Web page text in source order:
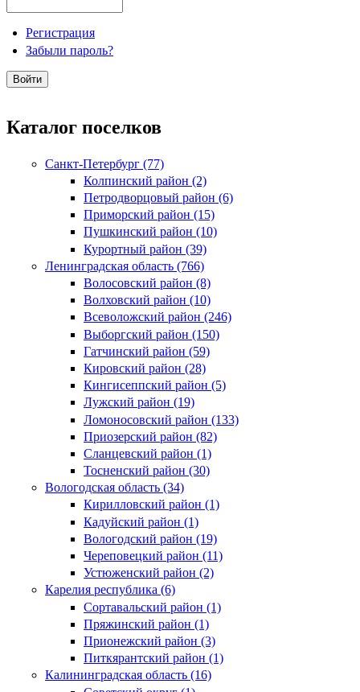
Регистрация
Забыли пароль?
Каталог поселков
Санкт-Петербург (77)
Колпинский район (2)
Петродворцовый район (6)
Приморский район (15)
Пушкинский район (10)
Курортный район (39)
Ленинградская область (766)
Волосовский район (8)
Волховский район (10)
Всеволожский район (246)
Выборгский район (150)
Гатчинский район (59)
Кировский район (28)
Кингисеппский район (5)
Лужский район (19)
Ломоносовский район (133)
Приозерский район (82)
Сланцевский район (1)
Тосненский район (30)
Вологодская область (34)
Кирилловский район (1)
Кадуйский район (1)
Вологодский район (19)
Череповецкий район (11)
Устюженский район (2)
Карелия республика (6)
Сортавальский район (1)
Пряжинский район (1)
Прионежский район (3)
Питкярантский район (1)
Калининградская область (16)